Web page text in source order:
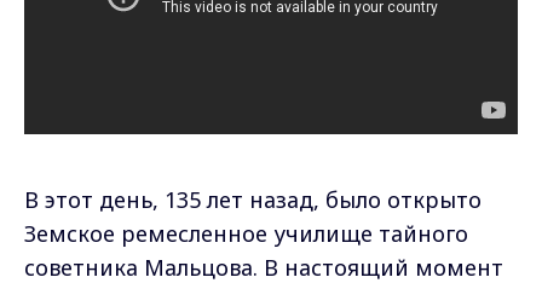
В этот день, 135 лет назад, было открыто
Земское ремесленное училище тайного
советника Мальцова. В настоящий момент